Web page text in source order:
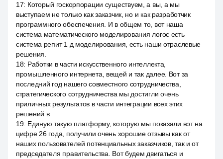
17: Который госкорпорации существуем, а вы, а мы
выступаем не только как заказчик, но и как разработчик
программного обеспечения. И в общем то, вот наша
система математического моделирования логос есть
система репит 1 д моделирования, есть наши отраслевые
решения.
18: Работки в части искусственного интеллекта,
промышленного интернета, вещей и так далее. Вот за
последний год нашего совместного сотрудничества,
стратегического сотрудничества мы достигли очень
приличных результатов в части интеграции всех этих
решений в
19: Единую такую платформу, которую мы показали вот на
цифре 26 года, получили очень хорошие отзывы как от
наших пользователей потенциальных заказчиков, так и от
председателя правительства. Вот будем двигаться и